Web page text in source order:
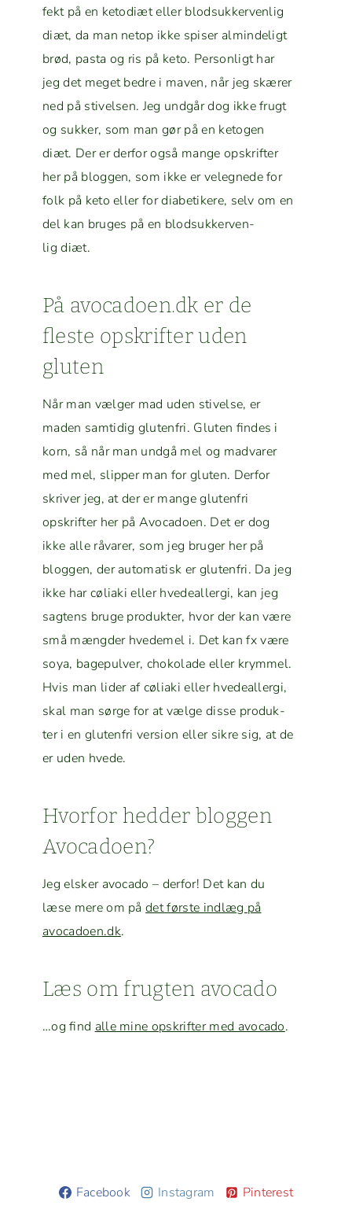
fekt på en ketodiæt eller blod­sukker­ven­lig
diæt, da man netop ikke spis­er almin­deligt
brød, pas­ta og ris på keto. Per­son­ligt har
jeg det meget bedre i maven, når jeg skær­er
ned på stivelsen. Jeg undgår dog ikke frugt
og sukker, som man gør på en keto­gen
diæt. Der er der­for også mange opskrifter
her på bloggen, som ikke er veleg­nede for
folk på keto eller for dia­betikere, selv om en
del kan bruges på en blod­sukker­ven­
lig diæt.
På avocadoen.dk er de
fleste opskrifter uden
gluten
Når man væl­ger mad uden stivelse, er
maden sam­tidig gluten­fri. Gluten find­es i
korn, så når man undgå mel og mad­var­er
med mel, slip­per man for gluten. Der­for
skriv­er jeg, at der er mange gluten­fri
opskrifter her på Avo­ca­doen. Det er dog
ikke alle råvar­er, som jeg bruger her på
bloggen, der automa­tisk er gluten­fri. Da jeg
ikke har cøli­a­ki eller hvedeal­ler­gi, kan jeg
sagtens bruge pro­duk­ter, hvor der kan være
små mængder hvedemel i. Det kan fx være
soya, bagepul­ver, choko­lade eller krym­mel.
Hvis man lid­er af cøli­a­ki eller hvedeal­ler­gi,
skal man sørge for at vælge disse pro­duk­
ter i en gluten­fri ver­sion eller sikre sig, at de
er uden hvede.
Hvor­for hed­der bloggen
Avocadoen?
Jeg elsker avo­ca­do – der­for! Det kan du
læse mere om pådet første indlæg på
avocadoen.dk.
Læs om frugten avocado
…og find alle mine opskrifter med avo­ca­do.
Facebook Instagram Pinterest